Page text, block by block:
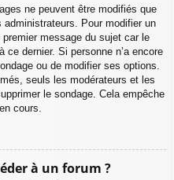
ne peuvent être modifiés que
Pour modifier un
message du sujet car le
dernier. Si personne n’a encore
ou de modifier ses options.
seuls les modérateurs et les
le sondage. Cela empêche
cours.
à un forum ?